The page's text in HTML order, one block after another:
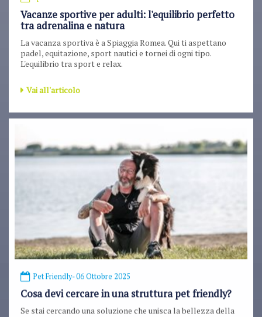
Vacanze sportive per adulti: l'equilibrio perfetto
tra adrenalina e natura
La vacanza sportiva è a Spiaggia Romea. Qui ti aspettano
padel, equitazione, sport nautici e tornei di ogni tipo.
L'equilibrio tra sport e relax.
Vai all'articolo
Pet Friendly- 06 Ottobre 2025
Cosa devi cercare in una struttura pet friendly?
Se stai cercando una soluzione che unisca la bellezza della